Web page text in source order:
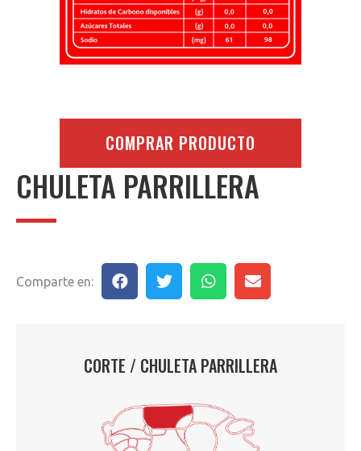
CHULETA PARRILLERA
Comparte en:
COMPRAR PRODUCTO
CORTE / CHULETA PARRILLERA